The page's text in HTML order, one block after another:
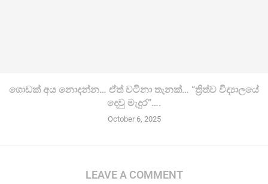
ගොඩක් අය නොදන්න… ඒත් වටිනා තැනක්… “ත්‍රිත්ව විද්‍යාලයේ
දෙවු මැදුර”….
October 6, 2025
LEAVE A COMMENT